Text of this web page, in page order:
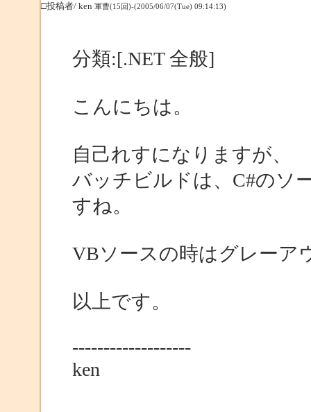
□投稿者/ ken 軍曹(15回)-(2005/06/07(Tue) 09:14:13)
分類:[.NET 全般]
こんにちは。
自己れすになりますが、
バッチビルドは、C#のソ
すね。
VBソースの時はグレーア
以上です。
-------------------
ken